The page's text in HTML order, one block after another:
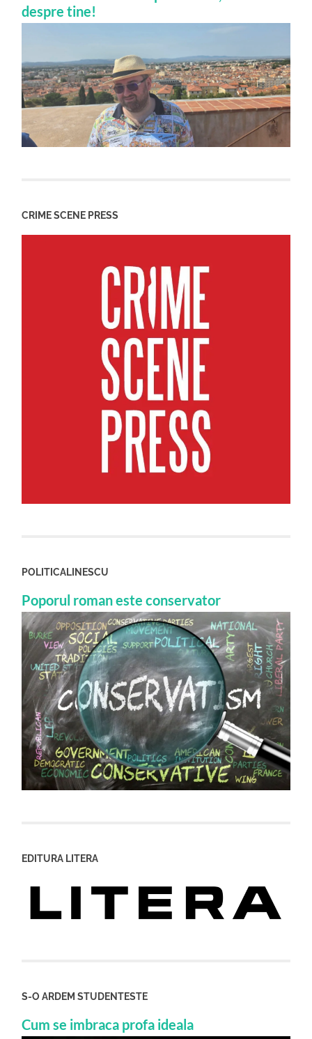
despre tine!
CRIME SCENE PRESS
POLITICALINESCU
Poporul roman este conservator
EDITURA LITERA
S-O ARDEM STUDENTESTE
Cum se imbraca profa ideala